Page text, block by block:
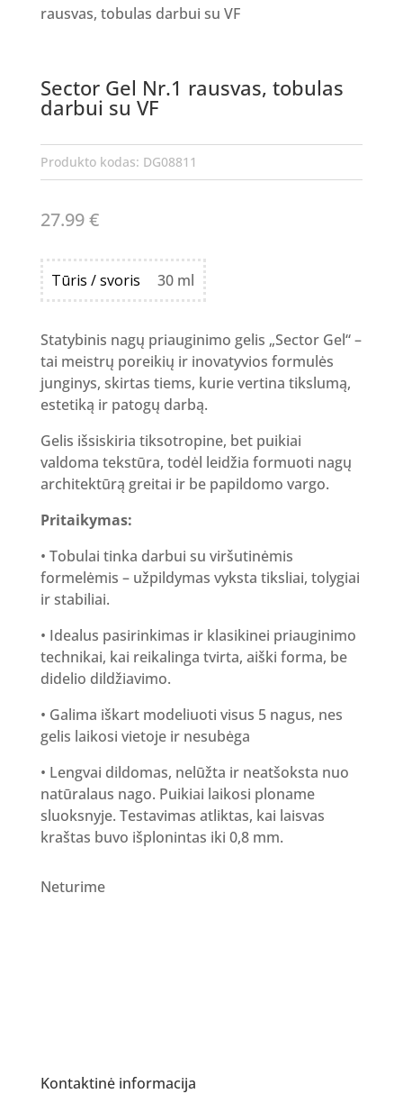
rausvas, tobulas darbui su VF
Sector Gel Nr.1 rausvas, tobulas
darbui su VF
Produkto kodas: DG08811
27.99€
Tūris / svoris 30 ml
Statybinis nagų priauginimo gelis „Sector Gel“ –
tai meistrų poreikių ir inovatyvios formulės
junginys, skirtas tiems, kurie vertina tikslumą,
estetiką ir patogų darbą.
Gelis išsiskiria tiksotropine, bet puikiai
valdoma tekstūra, todėl leidžia formuoti nagų
architektūrą greitai ir be papildomo vargo.
Pritaikymas:
• Tobulai tinka darbui su viršutinėmis
formelėmis – užpildymas vyksta tiksliai, tolygiai
ir stabiliai.
• Idealus pasirinkimas ir klasikinei priauginimo
technikai, kai reikalinga tvirta, aiški forma, be
didelio dildžiavimo.
• Galima iškart modeliuoti visus 5 nagus, nes
gelis laikosi vietoje ir nesubėga
• Lengvai dildomas, nelūžta ir neatšoksta nuo
natūralaus nago. Puikiai laikosi ploname
sluoksnyje. Testavimas atliktas, kai laisvas
kraštas buvo išplonintas iki 0,8 mm.
Neturime
Kontaktinė informacija